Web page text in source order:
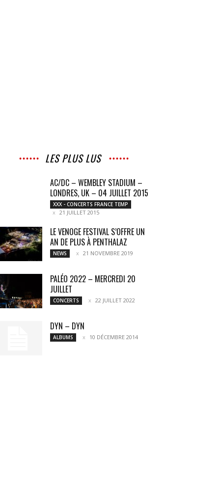
LES PLUS LUS
AC/DC – WEMBLEY STADIUM –
LONDRES, UK – 04 JUILLET 2015
XXX - CONCERTS FRANCE TEMP
21 JUILLET 2015
LE VENOGE FESTIVAL S’OFFRE UN
AN DE PLUS À PENTHALAZ
NEWS 21 NOVEMBRE 2019
PALÉO 2022 – MERCREDI 20
JUILLET
CONCERTS 22 JUILLET 2022
DYN – DYN
ALBUMS 10 DÉCEMBRE 2014